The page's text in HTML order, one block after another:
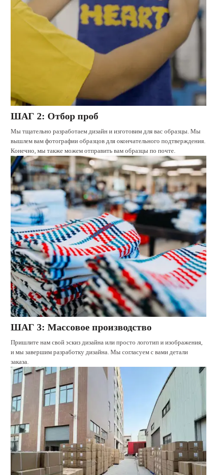
ШАГ 2: Отбор проб
Мы тщательно разработаем дизайн и изготовим для вас образцы. Мы
вышлем вам фотографии образцов для окончательного подтверждения.
Конечно, мы также можем отправить вам образцы по почте.
ШАГ 3: Массовое производство
Пришлите нам свой эскиз дизайна или просто логотип и изображения,
и мы завершим разработку дизайна. Мы согласуем с вами детали
заказа.